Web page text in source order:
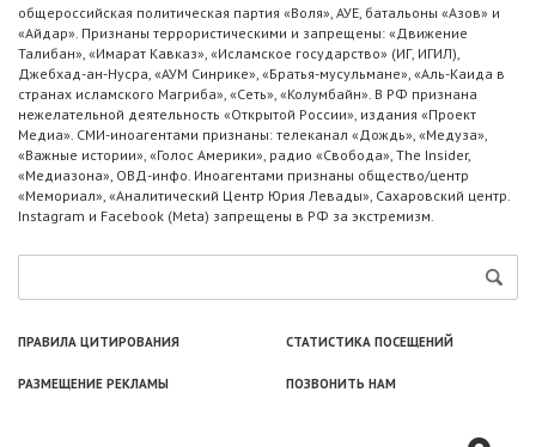
общероссийская политическая партия «Воля», АУЕ, батальоны «Азов» и
«Айдар». Признаны террористическими и запрещены: «Движение
Талибан», «Имарат Кавказ», «Исламское государство» (ИГ, ИГИЛ),
Джебхад-ан-Нусра, «АУМ Синрике», «Братья-мусульмане», «Аль-Каида в
странах исламского Магриба», «Сеть», «Колумбайн». В РФ признана
нежелательной деятельность «Открытой России», издания «Проект
Медиа». СМИ-иноагентами признаны: телеканал «Дождь», «Медуза»,
«Важные истории», «Голос Америки», радио «Свобода», The Insider,
«Медиазона», ОВД-инфо. Иноагентами признаны общество/центр
«Мемориал», «Аналитический Центр Юрия Левады», Сахаровский центр.
Instagram и Facebook (Metа) запрещены в РФ за экстремизм.
ПРАВИЛА ЦИТИРОВАНИЯ СТАТИСТИКА ПОСЕЩЕНИЙ
РАЗМЕЩЕНИЕ РЕКЛАМЫ ПОЗВОНИТЬ НАМ